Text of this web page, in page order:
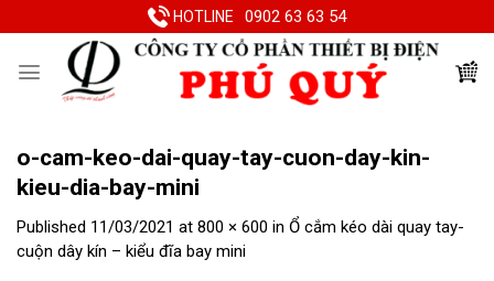
to
HOTLINE 0902 63 63 54
o-cam-keo-dai-quay-tay-cuon-day-kin-
kieu-dia-bay-mini
Published 11/03/2021 at 800 × 600 in Ổ cắm kéo dài quay tay-
cuộn dây kín – kiểu đĩa bay mini